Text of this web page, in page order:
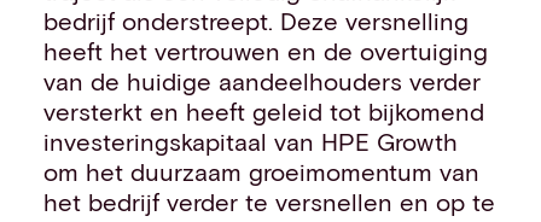
bedrijf onderstreept. Deze versnelling
heeft het vertrouwen en de overtuiging
van de huidige aandeelhouders verder
versterkt en heeft geleid tot bijkomend
investeringskapitaal van HPE Growth
om het duurzaam groeimomentum van
het bedrijf verder te versnellen en op te